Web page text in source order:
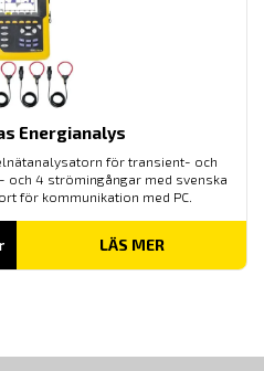
Energianalys
för transient- och
och 4 strömingångar med svenska
för kommunikation med PC.
Prisintervall:
till
LÄS MER